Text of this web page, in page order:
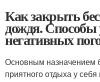
Как закрыть
дождя. Способы
негативных
Основным назначением
приятного отдыха у